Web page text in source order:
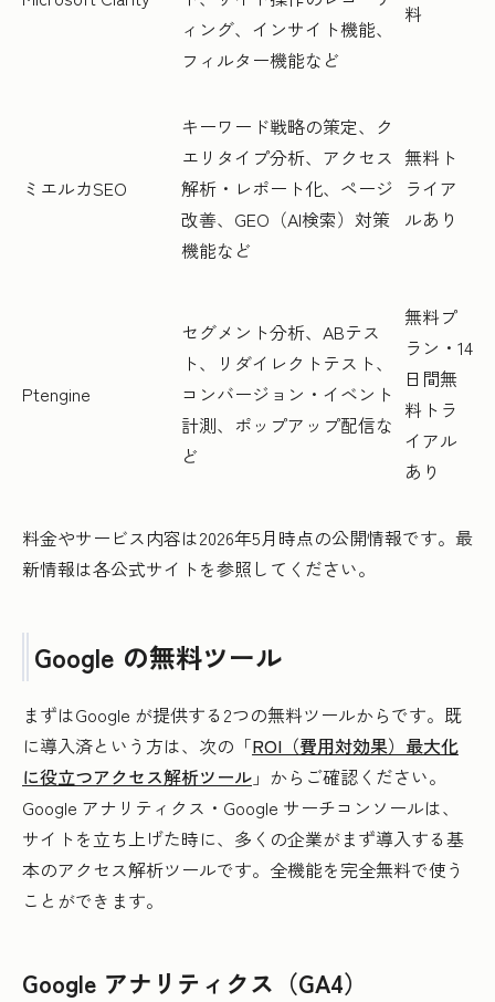
ィング、インサイト機能、
フィルター機能など
料
ミエルカSEO
キーワード戦略の策定、ク
エリタイプ分析、アクセス
解析・レポート化、ページ
改善、GEO（AI検索）対策
機能など
無料ト
ライア
ルあり
Ptengine
セグメント分析、ABテス
ト、リダイレクトテスト、
コンバージョン・イベント
計測、ポップアップ配信な
ど
無料プ
ラン・14
日間無
料トラ
イアル
あり
料金やサービス内容は2026年5月時点の公開情報です。最
新情報は各公式サイトを参照してください。
Google の無料ツール
まずはGoogle が提供する2つの無料ツールからです。既
に導入済という方は、次の「ROI（費用対効果）最大化
に役立つアクセス解析ツール 」からご確認ください。
Google アナリティクス・Google サーチコンソールは、
サイトを立ち上げた時に、多くの企業がまず導入する基
本のアクセス解析ツールです。全機能を完全無料で使う
ことができます。
Google アナリティクス（GA4）